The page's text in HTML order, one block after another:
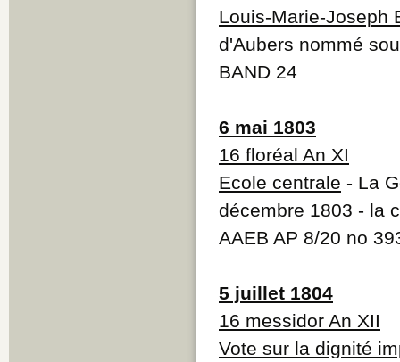
Louis-Marie-Joseph
d'Aubers nommé
BAND 24
6 mai 1803
16 floréal An XI
Ecole centrale - La
décembre 1803 - la
AAEB AP 8/20 no
5 juillet 1804
16 messidor An XII
Vote sur la dignité